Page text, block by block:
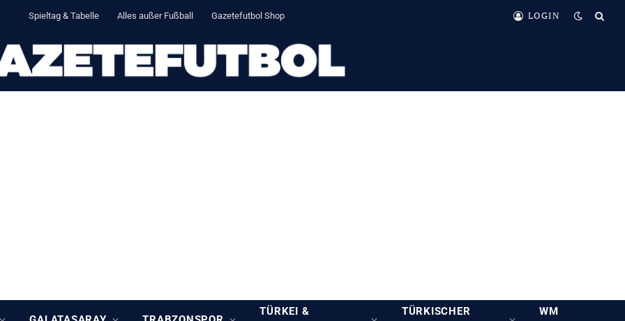
Spieltag & Tabelle Alles außer Fußball Gazetefutbol Shop LOGIN
TÜRKEI &
TÜRKISCHER
WM